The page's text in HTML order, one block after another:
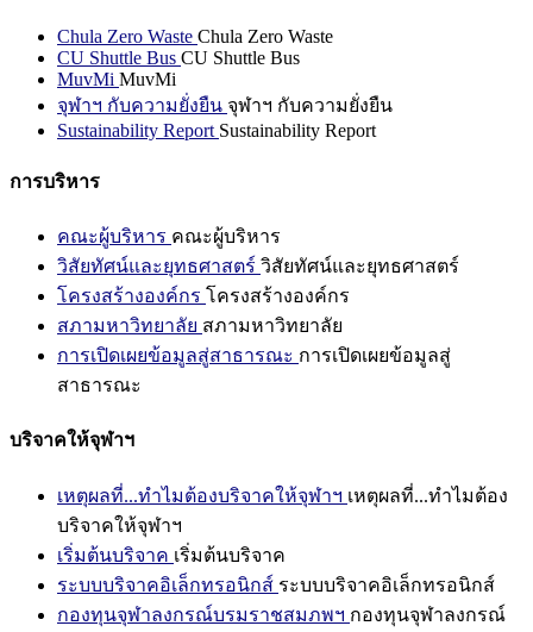
Chula Zero Waste Chula Zero Waste
CU Shuttle Bus CU Shuttle Bus
MuvMi MuvMi
จุฬาฯ กับความยั่งยืน จุฬาฯ กับความยั่งยืน
Sustainability Report Sustainability Report
การบริหาร
คณะผู้บริหาร คณะผู้บริหาร
วิสัยทัศน์และยุทธศาสตร์ วิสัยทัศน์และยุทธศาสตร์
โครงสร้างองค์กร โครงสร้างองค์กร
สภามหาวิทยาลัย สภามหาวิทยาลัย
การเปิดเผยข้อมูลสู่สาธารณะ การเปิดเผยข้อมูลสู่
สาธารณะ
บริจาคให้จุฬาฯ
เหตุผลที่...ทำไมต้องบริจาคให้จุฬาฯ เหตุผลที่...ทำไมต้อง
บริจาคให้จุฬาฯ
เริ่มต้นบริจาค เริ่มต้นบริจาค
ระบบบริจาคอิเล็กทรอนิกส์ ระบบบริจาคอิเล็กทรอนิกส์
กองทุนจุฬาลงกรณ์บรมราชสมภพฯ กองทุนจุฬาลงกรณ์